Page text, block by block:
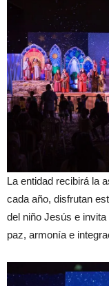
La entidad recibirá la
cada año, disfrutan
del niño Jesús e
paz, armonía e